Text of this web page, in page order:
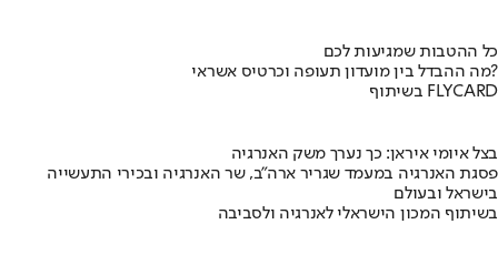
כל ההטבות שמגיעות לכם
מה ההבדל בין מועדון תעופה וכרטיס אשראי?
בשיתוף FLYCARD
בצל איומי איראן: כך נערך משק האנרגיה
פסגת האנרגיה במעמד שגריר ארה"ב, שר האנרגיה ובכירי התעשייה
בישראל ובעולם
בשיתוף המכון הישראלי לאנרגיה ולסביבה